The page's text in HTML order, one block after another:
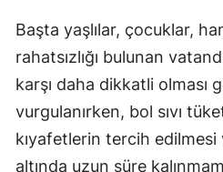
Başta yaşlılar, çocuklar,
rahatsızlığı bulunan
karşı daha dikkatli olması
vurgulanırken, bol sıvı
kıyafetlerin tercih
altında uzun süre